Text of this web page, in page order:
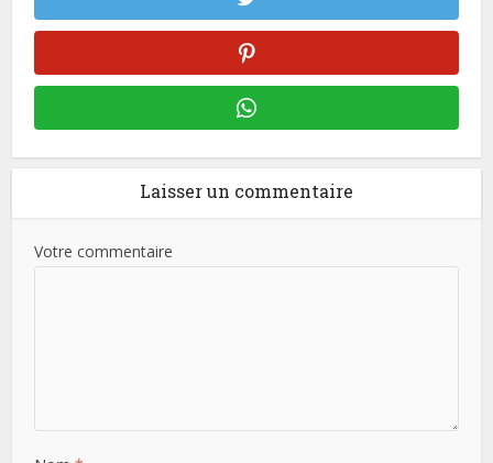
Laisser un commentaire
Votre commentaire